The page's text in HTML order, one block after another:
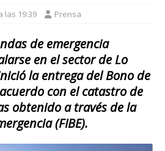
las 19:39 Prensa
de emergencia
en el sector de Lo
la entrega del Bono de
con el catastro de
obtenido a través de la
(FIBE).